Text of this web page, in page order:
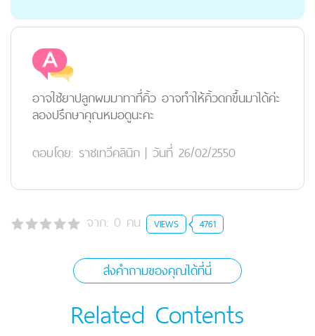
อาจใช้ยาปลูกผมมาทาที่คิ้ว อาจทำให้คิ้วดกขึ้นมาได้ค่ะ
ลองปรึกษาคุณหมอดูนะคะ
ตอบโดย: ราชเทวีคลินิก | วันที่ 26/02/2550
จาก: 0 คน VIEWS 4761
ส่งคำถามของคุณได้ที่นี่
Related Contents